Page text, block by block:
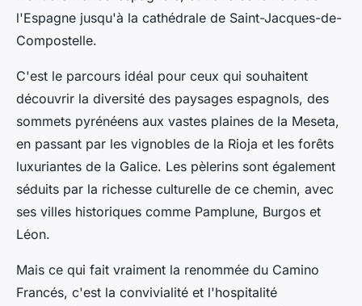
l'Espagne jusqu'à la cathédrale de Saint-Jacques-de-
Compostelle.
C'est le parcours idéal pour ceux qui souhaitent
découvrir la diversité des paysages espagnols, des
sommets pyrénéens aux vastes plaines de la Meseta,
en passant par les vignobles de la Rioja et les forêts
luxuriantes de la Galice. Les pèlerins sont également
séduits par la richesse culturelle de ce chemin, avec
ses villes historiques comme Pamplune, Burgos et
Léon.
Mais ce qui fait vraiment la renommée du Camino
Francés, c'est la convivialité et l'hospitalité